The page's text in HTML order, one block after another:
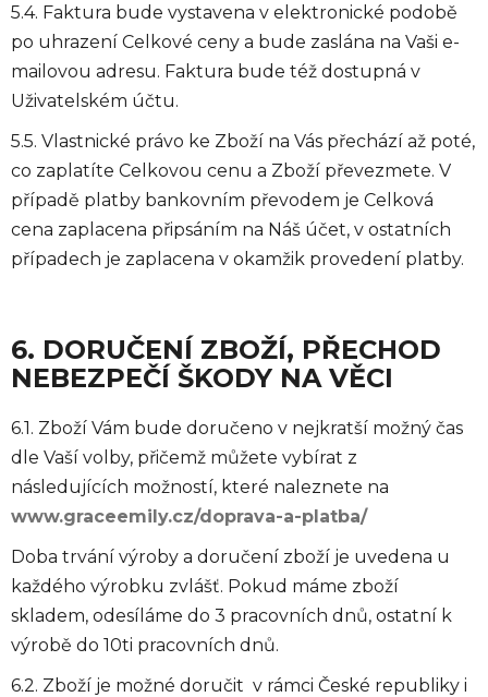
5.4. Faktura bude vystavena v elektronické podobě
po uhrazení Celkové ceny a bude zaslána na Vaši e-
mailovou adresu. Faktura bude též dostupná v
Uživatelském účtu.
5.5. Vlastnické právo ke Zboží na Vás přechází až poté,
co zaplatíte Celkovou cenu a Zboží převezmete. V
případě platby bankovním převodem je Celková
cena zaplacena připsáním na Náš účet, v ostatních
případech je zaplacena v okamžik provedení platby.
6. DORUČENÍ ZBOŽÍ, PŘECHOD
NEBEZPEČÍ ŠKODY NA VĚCI
6.1. Zboží Vám bude doručeno v nejkratší možný čas
dle Vaší volby, přičemž můžete vybírat z
následujících možností, které naleznete na
www.graceemily.cz/doprava-a-platba/
Doba trvání výroby a doručení zboží je uvedena u
každého výrobku zvlášť. Pokud máme zboží
skladem, odesíláme do 3 pracovních dnů, ostatní k
výrobě do 10ti pracovních dnů.
6.2. Zboží je možné doručit v rámci České republiky i